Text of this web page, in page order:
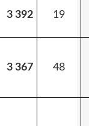
3 392 19
3 367 48